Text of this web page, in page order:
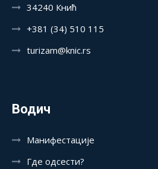
34240 Кнић
+381 (34) 510 115
turizam@knic.rs
Водич
Манифестације
Где одсести?